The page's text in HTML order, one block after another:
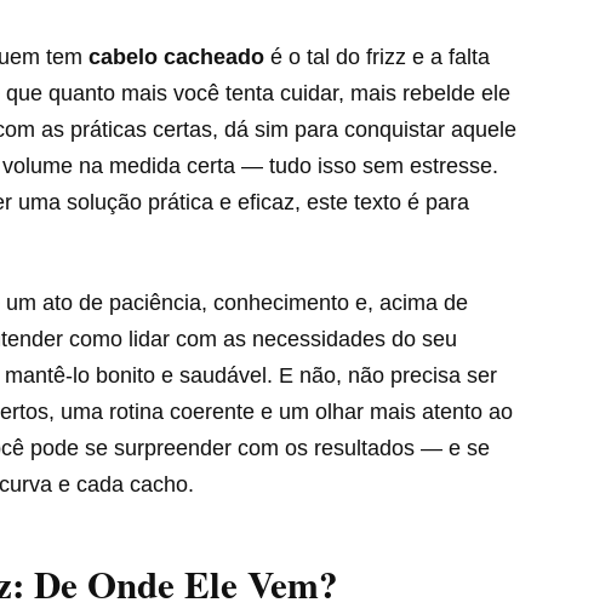
tem cabelo cacheado é o tal do frizz e a falta
quanto mais você tenta cuidar, mais rebelde ele
as práticas certas, dá sim para conquistar aquele
na medida certa — tudo isso sem estresse.
uma solução prática e eficaz, este texto é para
ato de paciência, conhecimento e, acima de
como lidar com as necessidades do seu
lo bonito e saudável. E não, não precisa ser
uma rotina coerente e um olhar mais atento ao
pode se surpreender com os resultados — e se
e cada cacho.
De Onde Ele Vem?